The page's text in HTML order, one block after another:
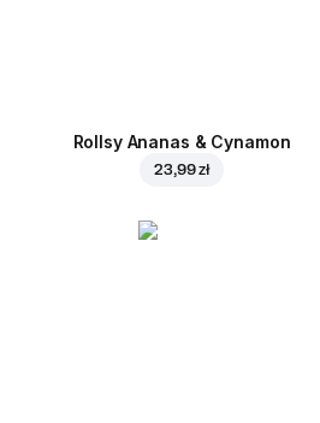
Rollsy Ananas & Cynamon
23,99 zł